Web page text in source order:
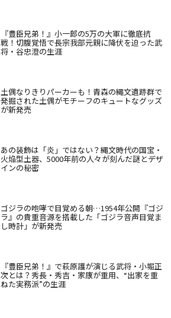
『豊臣兄弟！』小一郎の5万の大軍に徹底抗
戦！切腹覚悟で長宗我部元親に降伏を迫った武
将・谷忠澄の生涯
土偶なりきりパーカーも！青森の縄文遺跡群で
発掘された土偶がモチーフのキュートなグッズ
が新発売
あの装飾は「炎」ではない？縄文時代の国宝・
火焔型土器、5000年前の人々が刻んだ謎とデザ
インの秘密
ゴジラの咆哮で目覚める朝…1954年公開『ゴジ
ラ』の貴重音源を搭載した「ゴジラ音声目覚ま
し時計」が新発売
『豊臣兄弟！』で萩原護が演じる武将・小堀正
次とは？秀長・秀吉・家康が重用、“出家を重
ねた実務派”の生涯